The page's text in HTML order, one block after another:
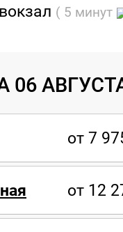
( 5 минут
от 7
от 12